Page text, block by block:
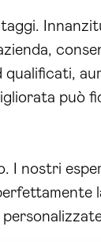
può
I nostri